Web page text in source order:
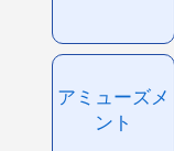
アミューズメ
ント